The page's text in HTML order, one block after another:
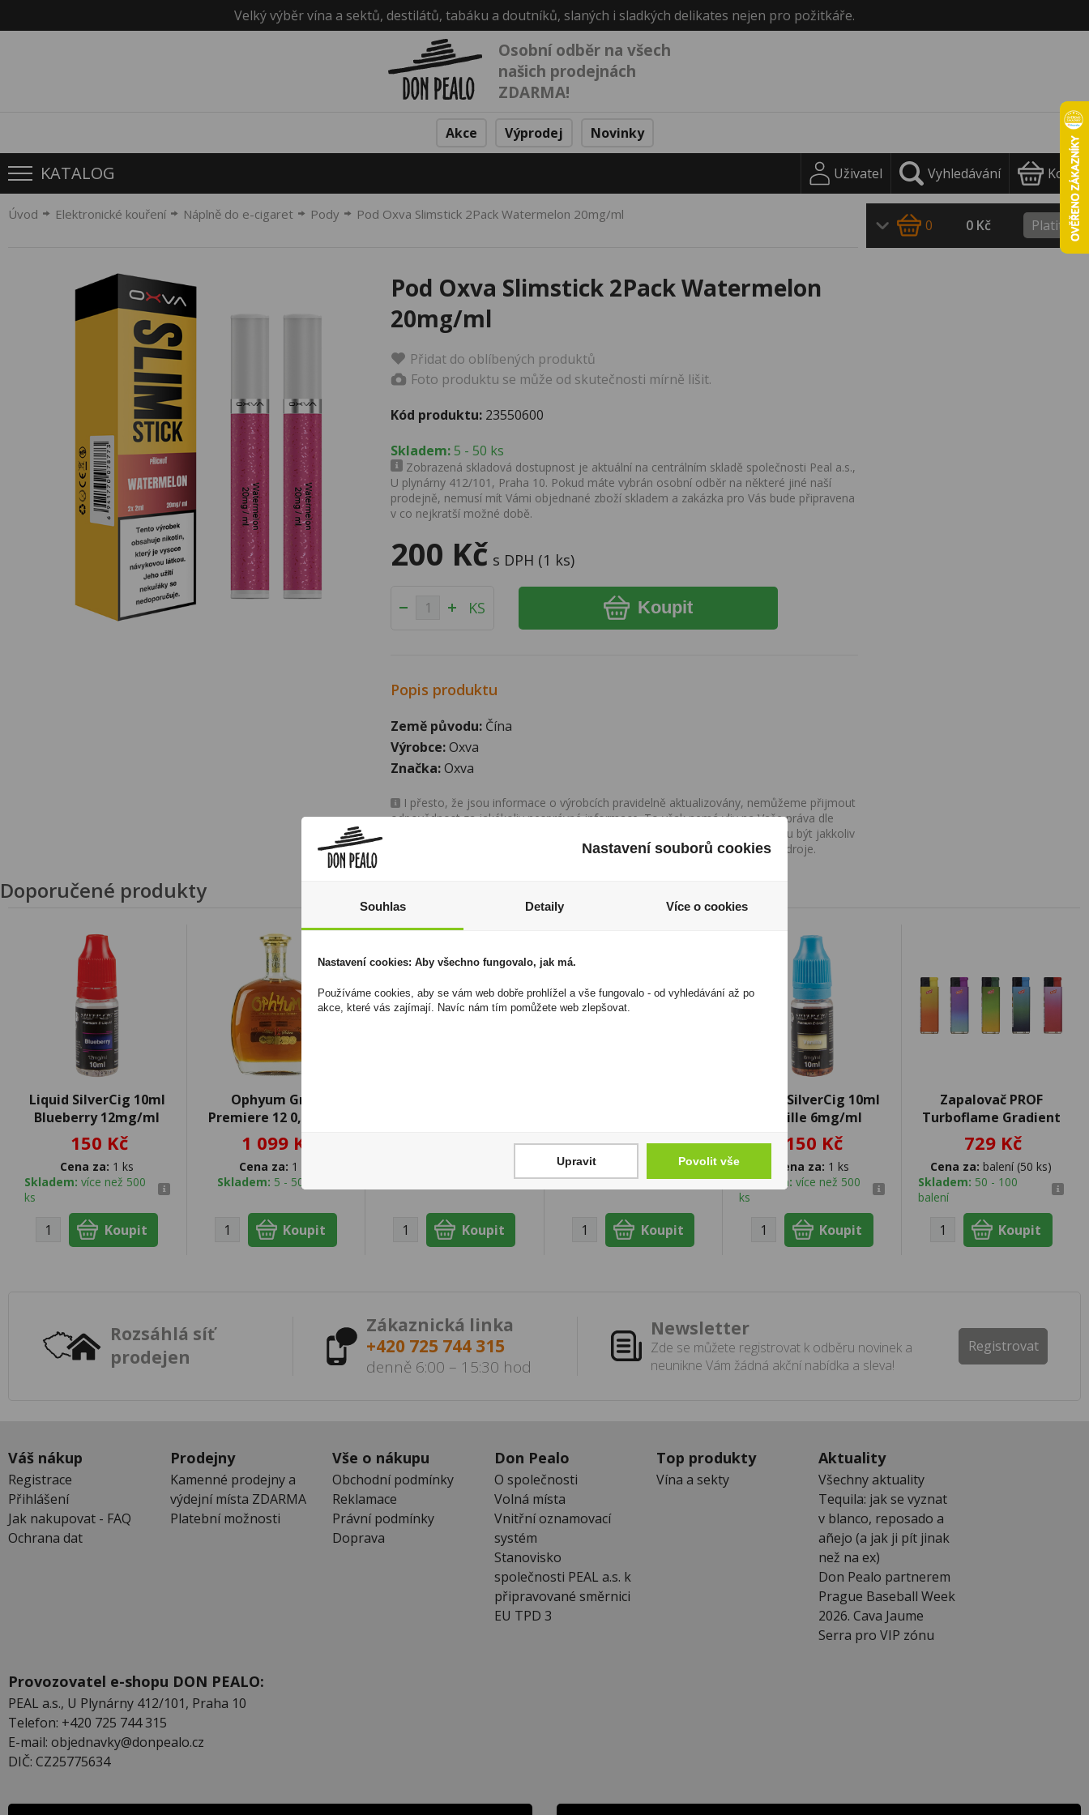
Velký výběr vína a sektů, destilátů, tabáku a doutníků, slaných i sladkých delikates nejen pro požitkáře.
Osobní odběr na všech
našich prodejnách
ZDARMA!
Akce Výprodej Novinky
KATALOG Uživatel Vyhledávání Košík
Úvod Elektronické kouření Náplně do e-cigaret Pody Pod Oxva Slimstick 2Pack Watermelon 20mg/ml
Pod Oxva Slimstick 2Pack Watermelon
20mg/ml
Přidat do oblíbených produktů
Foto produktu se může od skutečnosti mírně lišit.
Kód produktu: 23550600
Skladem:5 - 50 ks
Zobrazená skladová dostupnost je aktuální na centrálním skladě společnosti Peal a.s.,
U plynárny 412/101, Praha 10. Pokud máte vybrán osobní odběr na některé jiné naší
prodejně, nemusí mít Vámi objednané zboží skladem a zakázka pro Vás bude připravena
v co nejkratší možné době.
200 Kč s DPH (1 ks)
KS Koupit
Popis produktu
Země původu: Čína
Výrobce:Oxva
Značka:Oxva
I přesto, že jsou informace o výrobcích pravidelně aktualizovány, nemůžeme přijmout
odpovědnost za jakékoliv nesprávné informace. To však nemá vliv na Vaše práva dle
zákona. Tyto informace jsou podávány pouze pro osobní použití a nemohou být jakkoliv
kopírovány bez předchozího souhlasu DonPealo ani bez řádného uvedení zdroje.
0 0 Kč Platit
Doporučené produkty
Liquid SilverCig 10ml
Blueberry 12mg/ml
150 Kč
Cena za: 1 ks
Skladem: více než 500
ks
Ophyum Gran
Premiere 12 0,7l 40%
1 099 Kč
Cena za: 1 ks
Skladem: 5 - 50 ks
829 Kč
Skladem:5 - 50 ks
Liquid SilverCig 10ml
Vanille 6mg/ml
150 Kč
Cena za: 1 ks
Skladem:více než 500
ks
Zapalovač PROF
Turboflame Gradient
729 Kč
Cena za: balení (50 ks)
Skladem: 50 - 100
balení
Rozsáhlá síť
prodejen
Zákaznická linka
+420 725 744 315
denně 6:00 – 15:30 hod
Newsletter
Zde se můžete registrovat k odběru novinek a
neunikne Vám žádná akční nabídka a sleva!
Registrovat
Váš nákup
Registrace
Přihlášení
Jak nakupovat - FAQ
Ochrana dat
Prodejny
Kamenné prodejny a
výdejní místa ZDARMA
Platební možnosti
Vše o nákupu
Obchodní podmínky
Reklamace
Právní podmínky
Doprava
Don Pealo
O společnosti
Volná místa
Vnitřní oznamovací
systém
Stanovisko
společnosti PEAL a.s. k
připravované směrnici
EU TPD 3
Top produkty
Vína a sekty
Aktuality
Všechny aktuality
Tequila: jak se vyznat
v blanco, reposado a
añejo (a jak ji pít jinak
než na ex)
Don Pealo partnerem
Prague Baseball Week
2026. Cava Jaume
Serra pro VIP zónu
Provozovatel e-shopu DON PEALO:
PEAL a.s., U Plynárny 412/101, Praha 10
Telefon: +420 725 744 315
E-mail: objednavky@donpealo.cz
DIČ: CZ25775634
Nastavení souborů cookies
Souhlas Detaily Více o cookies
Nastavení cookies: Aby všechno fungovalo, jak má.
Používáme cookies, aby se vám web dobře prohlížel a vše fungovalo - od vyhledávání až po
akce, které vás zajímají. Navíc nám tím pomůžete web zlepšovat.
Upravit Povolit vše